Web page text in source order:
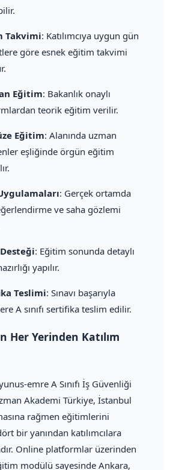
Takvimi: Katılımcıya uygun gün
göre esnek eğitim takvimi
Eğitim: Bakanlık onaylı
teorik eğitim verilir.
Eğitim: Alanında uzman
eşliğinde örgün eğitim
: Gerçek ortamda
ve saha gözlemi
: Eğitim sonunda detaylı
yapılır.
Teslimi: Sınavı başarıyla
A sınıfı sertifika teslim edilir.
Her Yerinden Katılım
emre A Sınıfı İş Güvenliği
Akademi Türkiye, İstanbul
rağmen eğitimlerini
bir yanından katılımcılara
Online platformlar üzerinden
modülü sayesinde Ankara,